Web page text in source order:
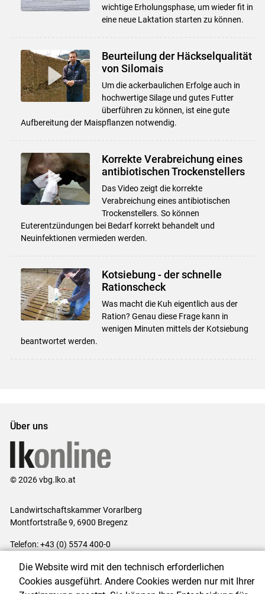
wichtige Erholungsphase, um wieder fit in
eine neue Laktation starten zu können.
Beurteilung der Häckselqualität
von Silomais
Um die ackerbaulichen Erfolge auch in
hochwertige Silage und gutes Futter
überführen zu können, ist eine gute
Aufbereitung der Maispflanzen notwendig.
Korrekte Verabreichung eines
antibiotischen Trockenstellers
Das Video zeigt die korrekte
Verabreichung eines antibiotischen
Trockenstellers. So können
Euterentzündungen bei Bedarf korrekt behandelt und
Neuinfektionen vermieden werden.
Kotsiebung - der schnelle
Rationscheck
Was macht die Kuh eigentlich aus der
Ration? Genau diese Frage kann in
wenigen Minuten mittels der Kotsiebung
beantwortet werden.
Über uns
© 2026 vbg.lko.at
Landwirtschaftskammer Vorarlberg
Montfortstraße 9, 6900 Bregenz
Telefon: +43 (0) 5574 400-0
Impressum|Kontakt|Datenschutzerklärung|Barrierefreiheit|
Cookie-Einstellungen
Die Website wird mit den technisch erforderlichen
Cookies ausgeführt. Andere Cookies werden nur mit Ihrer